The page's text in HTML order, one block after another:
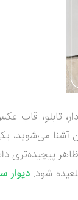
تابلو، قاب
آشنا می‌شوید،
پیچیده‌تری
شود.دیوار